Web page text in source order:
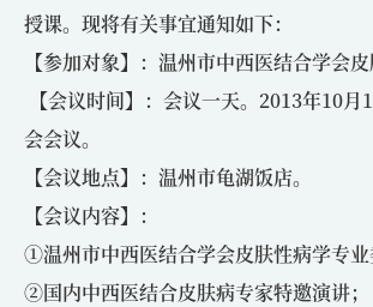
授课。现将有关事宜通知如下：
【参加对象】：温州市中西医结合学会
【会议时间】：会议一天。2013年10
会会议。
【会议地点】：温州市龟湖饭店。
【会议内容】：
①温州市中西医结合学会皮肤性病学专业
②国内中西医结合皮肤病专家特邀演讲；